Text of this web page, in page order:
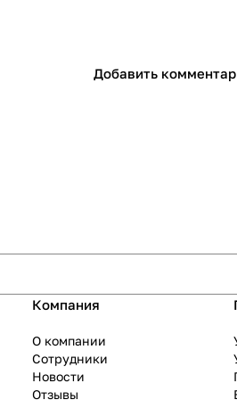
Добавить
Компания
О компании
Сотрудники
Новости
Отзывы